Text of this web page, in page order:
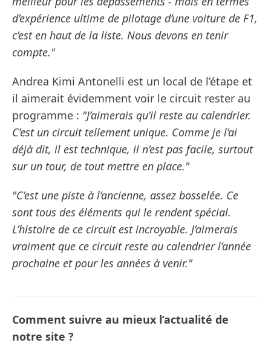
d’expérience ultime de pilotage d’une voiture de F1,
c’est en haut de la liste. Nous devons en tenir
compte."
Andrea Kimi Antonelli est un local de l’étape et
il aimerait évidemment voir le circuit rester au
programme : "J’aimerais qu’il reste au calendrier.
C’est un circuit tellement unique. Comme je l’ai
déjà dit, il est technique, il n’est pas facile, surtout
sur un tour, de tout mettre en place."
"C’est une piste à l’ancienne, assez bosselée. Ce
sont tous des éléments qui le rendent spécial.
L’histoire de ce circuit est incroyable. J’aimerais
vraiment que ce circuit reste au calendrier l’année
prochaine et pour les années à venir."
Comment suivre au mieux l’actualité de
notre site ?